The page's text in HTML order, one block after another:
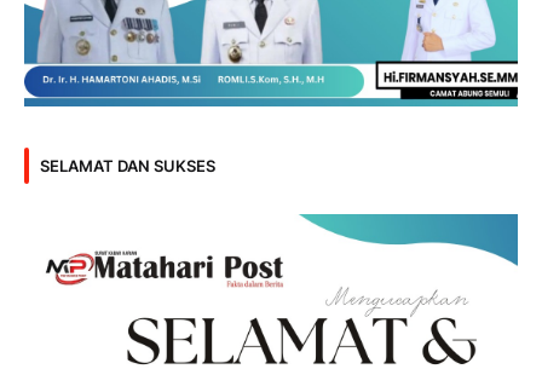
SELAMAT DAN SUKSES